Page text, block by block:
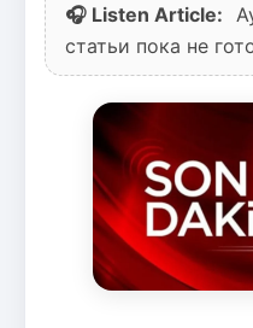
🎧 Listen Article:
статьи пока не